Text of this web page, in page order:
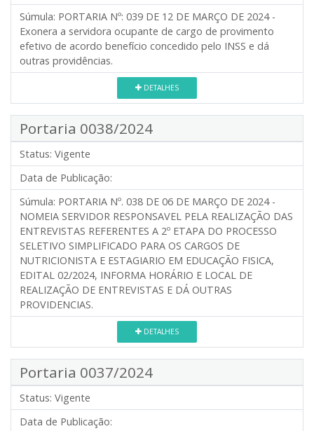
Súmula: PORTARIA Nº: 039 DE 12 DE MARÇO DE 2024 -
Exonera a servidora ocupante de cargo de provimento
efetivo de acordo benefício concedido pelo INSS e dá
outras providências.
DETALHES
Portaria 0038/2024
Status: Vigente
Data de Publicação:
Súmula: PORTARIA Nº. 038 DE 06 DE MARÇO DE 2024 -
NOMEIA SERVIDOR RESPONSAVEL PELA REALIZAÇÃO DAS
ENTREVISTAS REFERENTES A 2º ETAPA DO PROCESSO
SELETIVO SIMPLIFICADO PARA OS CARGOS DE
NUTRICIONISTA E ESTAGIARIO EM EDUCAÇÃO FISICA,
EDITAL 02/2024, INFORMA HORÁRIO E LOCAL DE
REALIZAÇÃO DE ENTREVISTAS E DÁ OUTRAS
PROVIDENCIAS.
DETALHES
Portaria 0037/2024
Status: Vigente
Data de Publicação: